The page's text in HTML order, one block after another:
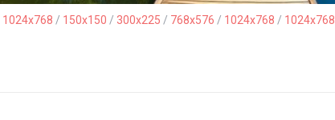
1024x768 / 150x150 / 300x225 / 768x576 / 1024x768 / 1024x768